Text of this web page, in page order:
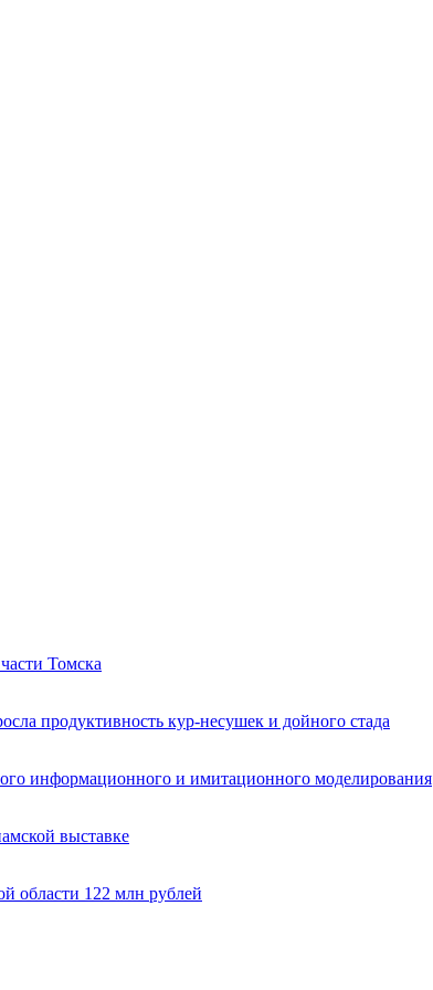
Томска
продуктивность кур-несушек и дойного стада
информационного и имитационного моделирования
выставке
области 122 млн рублей